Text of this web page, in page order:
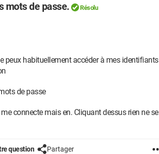
mots de passe. Résolu
peux habituellement accéder à mes identifiants
de passe
connecte mais en. Cliquant dessus rien ne se
question Partager